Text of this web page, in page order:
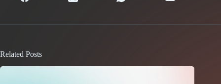
Related Posts